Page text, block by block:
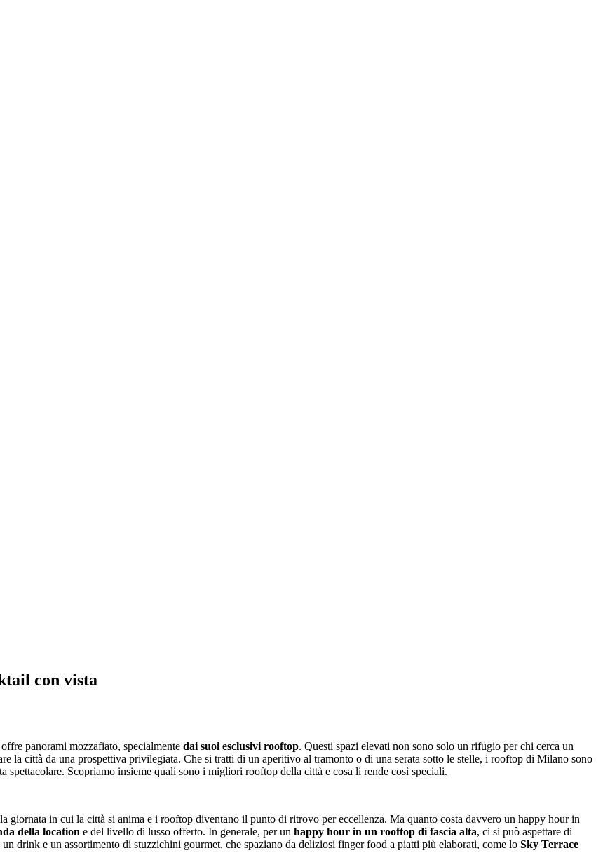
con vista
panorami mozzafiato, specialmente dai suoi esclusivi rooftop. Questi spazi elevati non sono solo un rifugio per chi cerca un
la città da una prospettiva privilegiata. Che si tratti di un aperitivo al tramonto o di una serata sotto le stelle, i rooftop di Milano sono
spettacolare. Scopriamo insieme quali sono i migliori rooftop della città e cosa li rende così speciali.
giornata in cui la città si anima e i rooftop diventano il punto di ritrovo per eccellenza. Ma quanto costa davvero un happy hour in
della location e del livello di lusso offerto. In generale, per un happy hour in un rooftop di fascia alta, ci si può aspettare di
drink e un assortimento di stuzzichini gourmet, che spaziano da deliziosi finger food a piatti più elaborati, come lo Sky Terrace